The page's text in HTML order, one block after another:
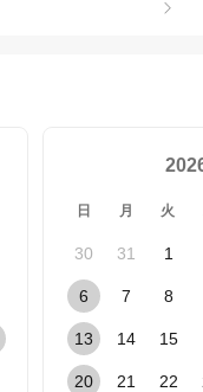
日 月 火
30 31 1
6 7 8
13 14 15
20 21 22